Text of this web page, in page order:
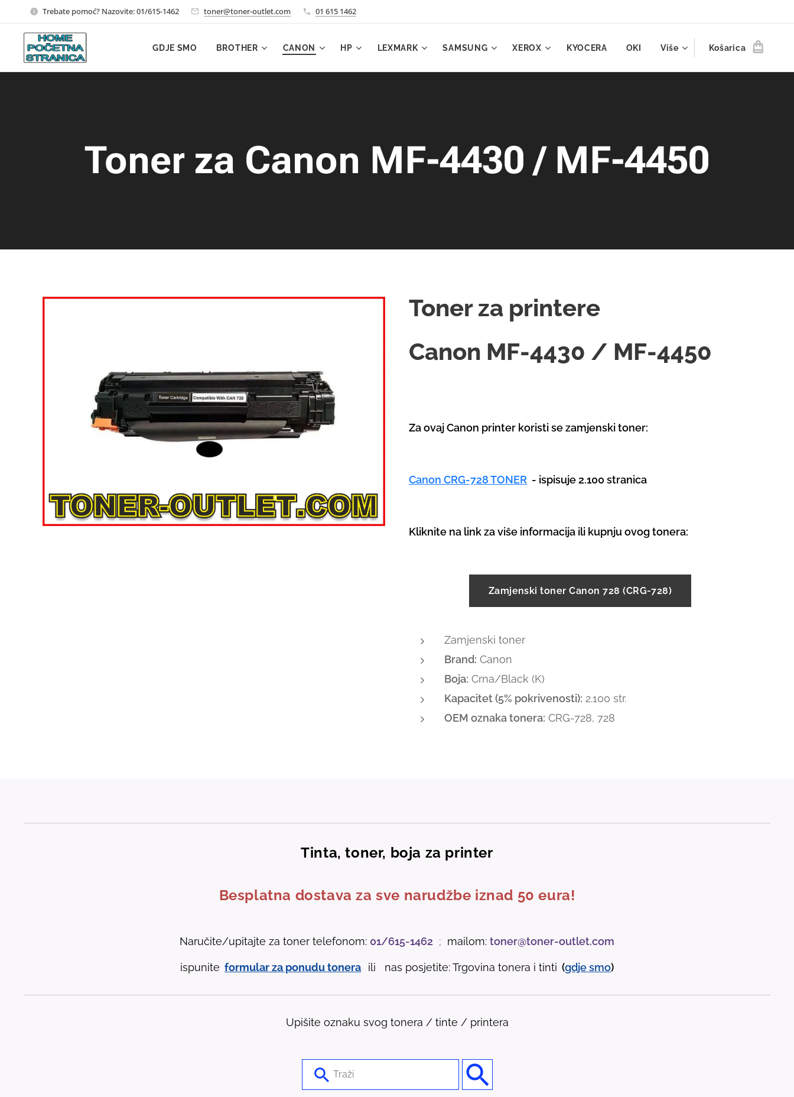
Trebate pomoć? Nazovite: 01/615-1462 toner@toner-outlet.com 01 615 1462
GDJE SMO BROTHER CANON HP LEXMARK SAMSUNG XEROX KYOCERA OKI Više Košarica
Toner za Canon MF-4430 / MF-4450
Toner za printere
Canon MF-4430 / MF-4450
Za ovaj Canon printer koristi se zamjenski toner:
Canon CRG-728 TONER - ispisuje 2.100 stranica
Kliknite na link za više informacija ili kupnju ovog tonera:
Zamjenski toner Canon 728 (CRG-728)
Zamjenski toner
Brand: Canon
Boja: Crna/Black (K)
Kapacitet (5% pokrivenosti): 2.100 str.
OEM oznaka tonera: CRG-728, 728
Tinta, toner, boja za printer
Besplatna dostava za sve narudžbe iznad 50 eura!
Naručite/upitajte za toner telefonom: 01/615-1462 ; mailom: toner@toner-outlet.com
ispunite formular za ponudu tonera ili nas posjetite: Trgovina tonera i tinti (gdjesmo)
Upišite oznaku svog tonera / tinte / printera